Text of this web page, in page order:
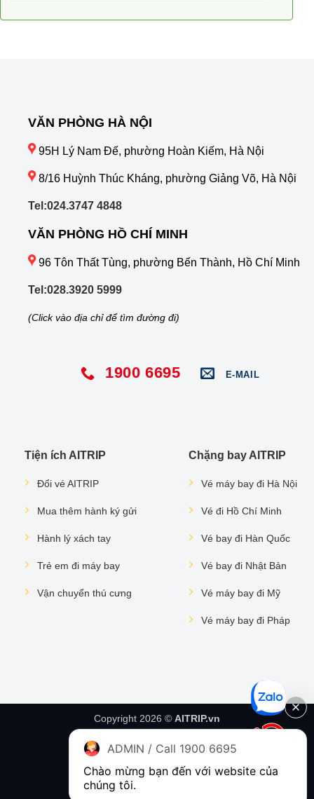
VĂN PHÒNG HÀ NỘI
95H Lý Nam Đế, phường Hoàn Kiếm, Hà Nội
8/16 Huỳnh Thúc Kháng, phường Giảng Võ, Hà Nội
Tel:024.3747 4848
VĂN PHÒNG HỒ CHÍ MINH
96 Tôn Thất Tùng, phường Bến Thành, Hồ Chí Minh
Tel:028.3920 5999
(Click vào địa chỉ để tìm đường đi)
1900 6695 E-MAIL
Tiện ích AITRIP
Đổi vé AITRIP
Mua thêm hành ký gửi
Hành lý xách tay
Trẻ em đi máy bay
Vận chuyển thú cưng
Chặng bay AITRIP
Vé máy bay đi Hà Nội
Vé đi Hồ Chí Minh
Vé bay đi Hàn Quốc
Vé bay đi Nhật Bản
Vé máy bay đi Mỹ
Vé máy bay đi Pháp
Copyright 2026 © AITRIP.vn
ADMIN / Call 1900 6695
Chào mừng bạn đến với website của
chúng tôi.